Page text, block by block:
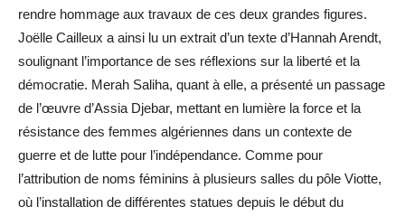
rendre hommage aux travaux de ces deux grandes figures.
Joëlle Cailleux a ainsi lu un extrait d’un texte d’Hannah Arendt,
soulignant l’importance de ses réflexions sur la liberté et la
démocratie. Merah Saliha, quant à elle, a présenté un passage
de l’œuvre d’Assia Djebar, mettant en lumière la force et la
résistance des femmes algériennes dans un contexte de
guerre et de lutte pour l’indépendance. Comme pour
l’attribution de noms féminins à plusieurs salles du pôle Viotte,
où l’installation de différentes statues depuis le début du